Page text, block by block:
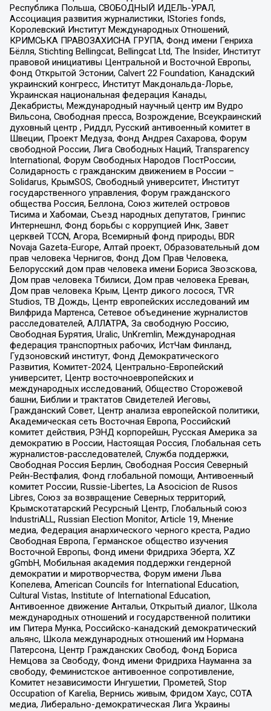
Республика Польша, СВОБОДНЫЙ ИДЕЛЬ-УРАЛ,
Ассоциация развития журналистики, IStories fonds,
Королевский Институт Международных Отношений,
КРИМСЬКА ПРАВОЗАХИСНА ГРУПА, Фонд имени Генриха
Бёлля, Stichting Bellingcat, Bellingcat Ltd, The Insider, Институт
правовой инициативы Центральной и Восточной Европы,
Фонд Открытой Эстонии, Calvert 22 Foundation, Канадский
украинский конгресс, Институт Макдональда-Лорье,
Украинская национальная федерация Канады,
Декабристы, Международный научный центр им Вудро
Вильсона, Свободная пресса, Возрождение, Всеукраинский
духовный центр , Риддл, Русский антивоенный комитет в
Швеции, Проект Медуза, Фонд Андрея Сахарова, Форум
свободной России, Лига Свободных Наций, Transparеncy
International, Форум Свободных Народов ПостРоссии,
Солидарность с гражданским движением в России –
Solidarus, КрымSOS, Свободный университет, Институт
государственного управления, Форум гражданского
общества Россия, Беллона, Союз жителей островов
Тисима и Хабомаи, Съезд народных депутатов, Гринпис
Интернешнл, Фонд борьбы с коррупцией Инк, Завет
церквей TCCN, Агора, Всемирный фонд природы, BDR
Novaja Gazeta-Europe, Алтай проект, Образовательный дом
прав человека Чернигов, Фонд Дом Прав Человека,
Белорусский дом прав человека имени Бориса Звозскова,
Дом прав человека Тбилиси, Дом прав человека Ереван,
Дом прав человека Крым, Центр дикого лосося, TVR
Studios, ТВ Дождь, Центр европейских исследований им
Вилфрида Мартенса, Сетевое объединение журналистов
расследователей, АЛЛАТРА, За свободную Россию,
Свободная Бурятия, Uralic, UnKremlin, Международная
федерация транспортных рабочих, ИстЧам Финланд,
Гудзоновский институт, Фонд Демократического
Развития, Комитет-2024, Центрально-Европейский
университет, Центр восточноевропейских и
международных исследований, Общество Сторожевой
башни, Библии и трактатов Свидетелей Иеговы,
Гражданский Совет, Центр анализа европейской политики,
Академическая сеть Восточная Европа, Российский
комитет действия, РЭНД корпорейшн, Русская Америка за
демократию в России, Настоящая Россия, Глобальная сеть
журналистов-расследователей, Служба поддержки,
Свободная Россия Берлин, Свободная Россия Северный
Рейн-Вестфалия, Фонд глобальной помощи, Антивоенный
комитет России, Russie-Libertes, La Asocicion de Rusos
Libres, Союз за возвращение Северных территорий,
Крымскотатарский Ресурсный Центр, Глобальный союз
IndustriALL, Russian Election Monitor, Article 19, Мнение
медиа, Федерация анархического черного креста, Радио
Свободная Европа, Германское общество изучения
Восточной Европы, Фонд имени Фридриха Эберта, XZ
gGmbH, Мобильная академия поддержки гендерной
демократии и миротворчества, Форум имени Льва
Копелева, American Councils for International Education,
Cultural Vistas, Institute of International Education,
Антивоенное движение Антальи, Открытый диалог, Школа
международных отношений и государственной политики
им Питера Мунка, Российско-канадский демократический
альянс, Школа международных отношений им Нормана
Патерсона, Центр Гражданских Свобод, Фонд Бориса
Немцова за Свободу, Фонд имени Фридриха Науманна за
свободу, Феминистское антивоенное сопротивление,
Комитет независимости Ингушетии, Прометей, Stop
Occupation of Karelia, Вернись живым, Фридом Хаус, СОТА
медиа, Либерально-демократическая Лига Украины